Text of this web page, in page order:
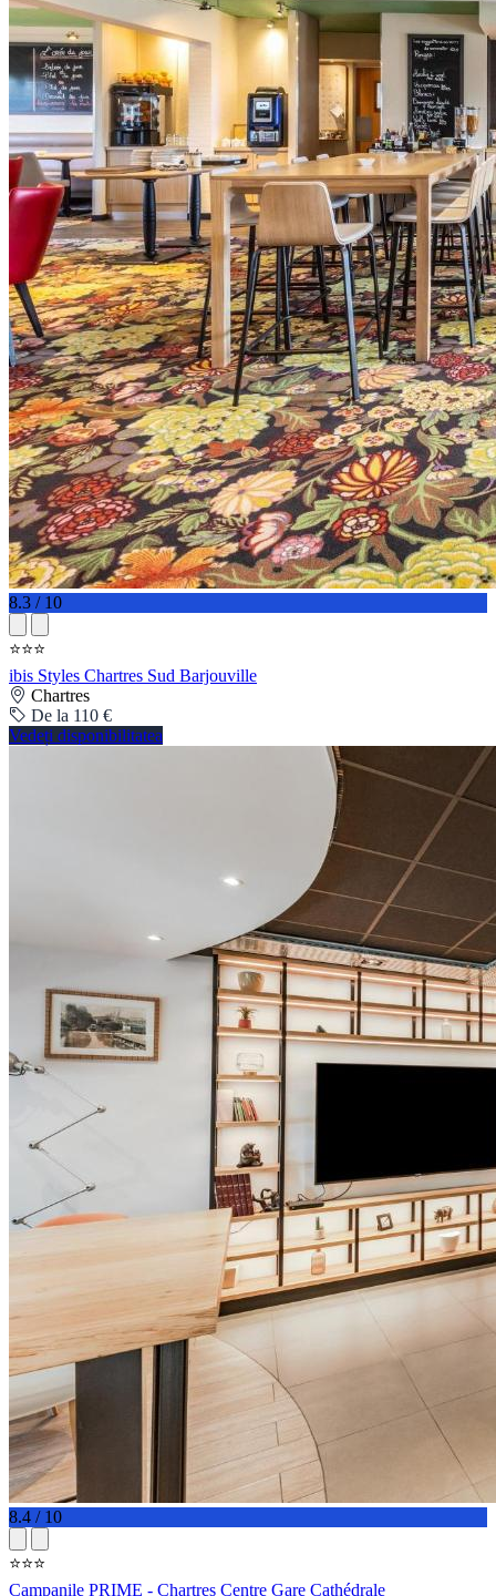
8.3 / 10
⭐⭐⭐
ibis Styles Chartres Sud Barjouville
Chartres
De la 110 €
Vedeți disponibilitatea
8.4 / 10
⭐⭐⭐
Campanile PRIME - Chartres Centre Gare Cathédrale